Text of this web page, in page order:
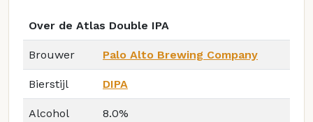
Over de Atlas Double IPA
Brouwer Palo Alto Brewing Company
Bierstijl DIPA
Alcohol 8.0%